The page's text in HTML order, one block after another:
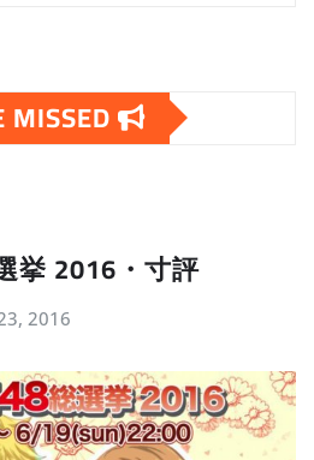
MISSED
挙 2016・寸評
2016